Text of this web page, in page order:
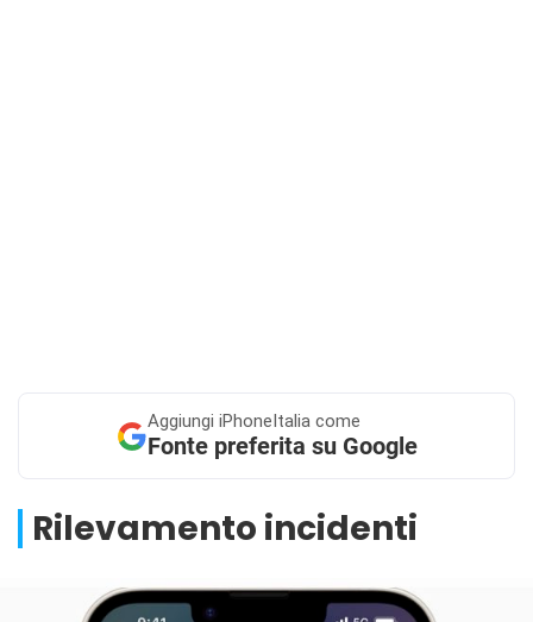
Aggiungi iPhoneItalia come
Fonte preferita su Google
Rilevamento incidenti